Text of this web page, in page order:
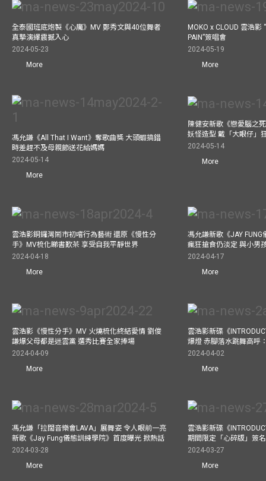
全泰國班底炮製《心魔》MV 鄭秀文與40位舞者
真摯演繹震撼入心
2024-05-23
More
MOKO x CLOUD 雲浩影
PAIN”簽唱會
2024-05-19
More
馮允謙《All That I Want》奪歌曲獎 大頭蝦搞錯
時差趕不及母親節送花給媽媽
2024-05-14
More
陳健安新歌《戀愛腦之
妖怪造型 戴「大眼仔」
2024-05-14
More
雲浩影銅鑼灣鬧市初嚐行為藝術 還原《慢性分
手》MV梳化睇書歎茶 享受自我平靜世界
2024-04-18
More
馮允謙新歌《JAY
瘋狂搶食仍淡定 與小男
2024-04-17
More
雲浩影《慢性分手》MV 火燒梳化終結愛情 劉俊
謙爆父母都是迷雲黨 選秀比賽全家捧場
2024-04-09
More
雲浩影新碟《
爆燈 赤腳落水跳舞高呼
2024-04-02
More
馮允謙「拉闊音樂會LAVA」展舞姿 令人眼前一亮
新歌《Jay Fung儀態訓練學院》首度曝光 掀熱話
2024-03-28
More
雲浩影新碟《
期間限定「心碎版」簽
2024-03-27
More